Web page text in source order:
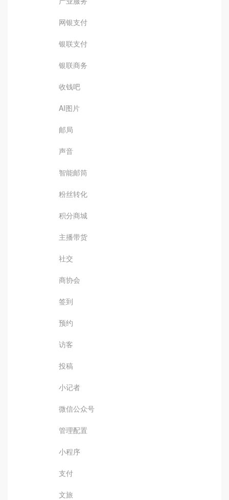
网银支付
银联支付
银联商务
收钱吧
AI图片
邮局
声音
智能邮筒
粉丝转化
积分商城
主播带货
社交
商协会
签到
预约
访客
投稿
小记者
微信公众号
管理配置
小程序
支付
文旅